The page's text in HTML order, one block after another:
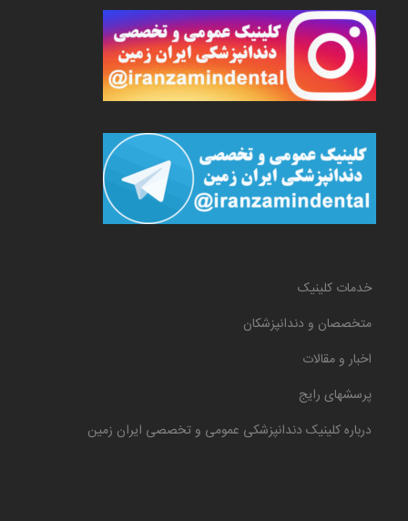
خدمات کلینیک
متخصصان و دندانپزشکان
اخبار و مقالات
پرسشهای رایج
درباره کلینیک دندانپزشکی عمومی و تخصصی ایران زمین